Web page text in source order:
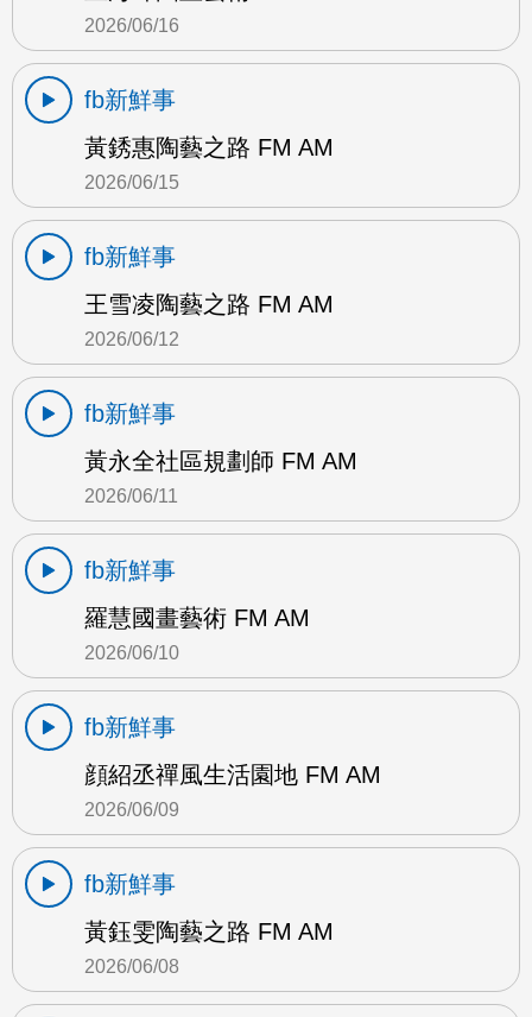
2026/06/16
fb新鮮事
黃銹惠陶藝之路 FM AM
2026/06/15
fb新鮮事
王雪凌陶藝之路 FM AM
2026/06/12
fb新鮮事
黃永全社區規劃師 FM AM
2026/06/11
fb新鮮事
羅慧國畫藝術 FM AM
2026/06/10
fb新鮮事
顔紹丞禪風生活園地 FM AM
2026/06/09
fb新鮮事
黃鈺雯陶藝之路 FM AM
2026/06/08